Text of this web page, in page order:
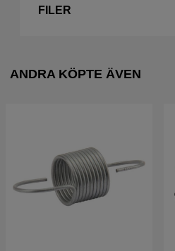
FILER
ANDRA KÖPTE ÄVEN